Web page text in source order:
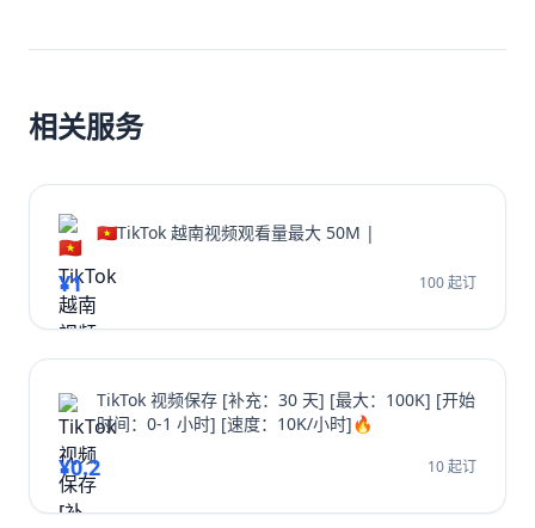
相关服务
🇻🇳TikTok 越南视频观看量最大 50M |
¥1 100 起订
TikTok 视频保存 [补充：30 天] [最大：100K] [开始
时间：0-1 小时] [速度：10K/小时]🔥
¥0.2 10 起订